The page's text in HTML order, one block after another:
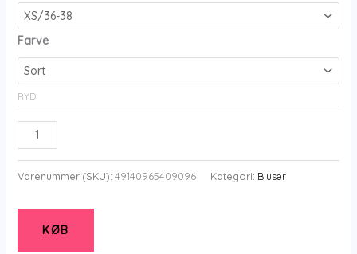
Farve
RYD
Pont
Neuf
-
-
Pnchea
-
Varenummer (SKU): 49140965409096 Kategori: Bluser
KØB